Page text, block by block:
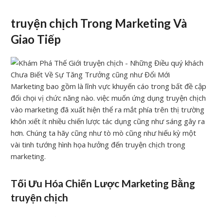
truyện chịch Trong Marketing Và
Giao Tiếp
Marketing bao gồm là lĩnh vực khuyến cáo trong bất đề cập
đối chọi vị chức năng nào. việc muốn ứng dụng truyện chịch
vào marketing đã xuất hiện thể ra mắt phía trên thị trường
khôn xiết ít nhiều chiến lược tác dụng cũng như sáng gây ra
hơn. Chúng ta hãy cũng như tò mò cũng như hiếu kỳ một
vài tinh tướng hình họa hưởng đến truyện chịch trong
marketing.
Tối Ưu Hóa Chiến Lược Marketing Bằng
truyện chịch